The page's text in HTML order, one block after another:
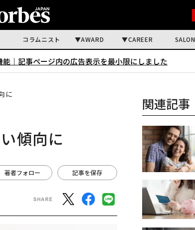
コラムニスト AWARD CAREER SALON
｜ 記事ページ内の広告表示を最小限にしました
に
傾向に
著者フォロー 記事を保存
関連記事